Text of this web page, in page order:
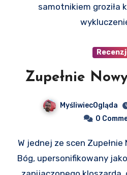
samotnikiem groziła
Zupełnie
MyśliwiecOgląda
0
W jednej ze scen Zupełnie Nowego Testamentu
Bóg, upersonifikowany